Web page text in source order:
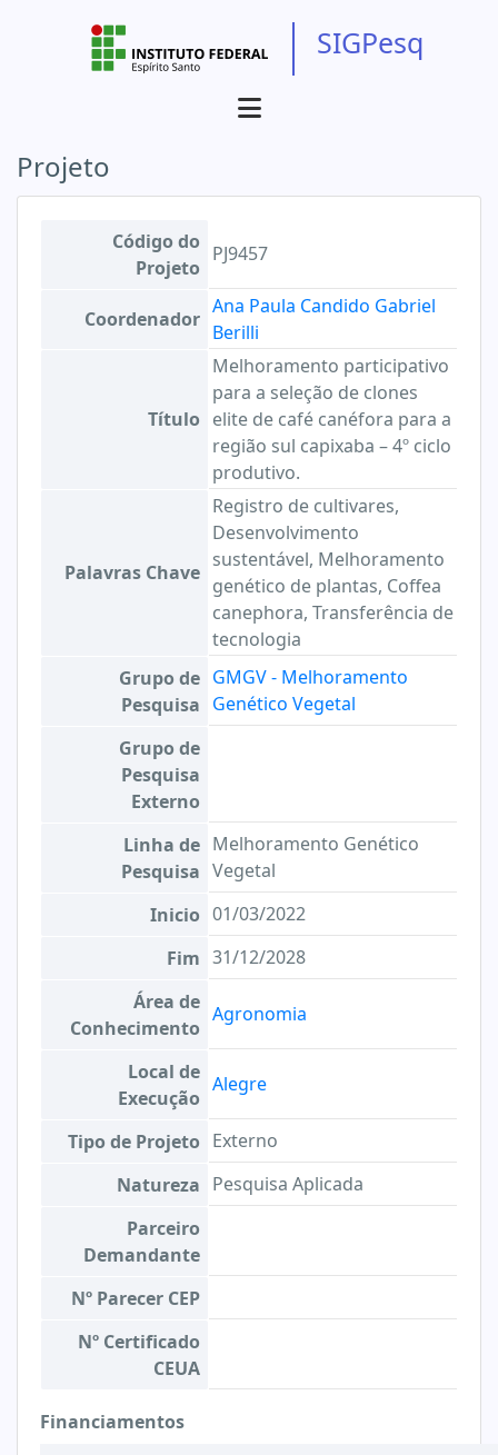
SIGPesq
Projeto
Código do
Projeto
PJ9457
Coordenador
Ana Paula Candido Gabriel
Berilli
Título
Melhoramento participativo
para a seleção de clones
elite de café canéfora para a
região sul capixaba – 4º ciclo
produtivo.
Palavras Chave
Registro de cultivares,
Desenvolvimento
sustentável, Melhoramento
genético de plantas, Coffea
canephora, Transferência de
tecnologia
Grupo de
Pesquisa
GMGV - Melhoramento
Genético Vegetal
Grupo de
Pesquisa
Externo
Linha de
Pesquisa
Melhoramento Genético
Vegetal
Inicio 01/03/2022
Fim 31/12/2028
Área de
Conhecimento
Agronomia
Local de
Execução
Alegre
Tipo de Projeto Externo
Natureza Pesquisa Aplicada
Parceiro
Demandante
Nº Parecer CEP
Nº Certificado
CEUA
Financiamentos